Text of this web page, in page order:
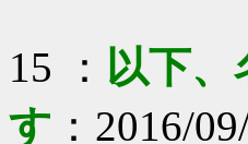
15 ： 以下
す ： 2016/